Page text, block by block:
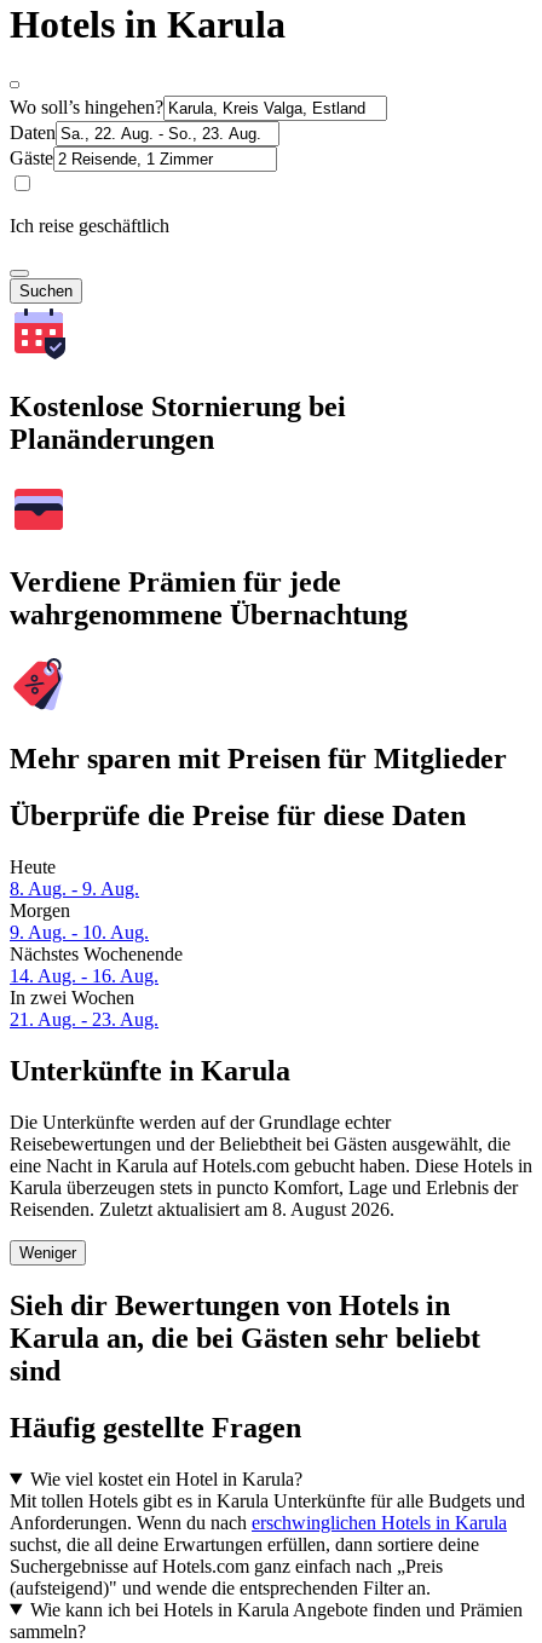
Hotels in Karula
Wo soll’s hingehen?
Daten
Gäste
Ich reise geschäftlich
Suchen
Kostenlose Stornierung bei
Planänderungen
Verdiene Prämien für jede
wahrgenommene Übernachtung
Mehr sparen mit Preisen für Mitglieder
Überprüfe die Preise für diese Daten
Heute
8. Aug. - 9. Aug.
Morgen
9. Aug. - 10. Aug.
Nächstes Wochenende
14. Aug. - 16. Aug.
In zwei Wochen
21. Aug. - 23. Aug.
Unterkünfte in Karula
Die Unterkünfte werden auf der Grundlage echter
Reisebewertungen und der Beliebtheit bei Gästen ausgewählt, die
eine Nacht in Karula auf Hotels.com gebucht haben. Diese Hotels in
Karula überzeugen stets in puncto Komfort, Lage und Erlebnis der
Reisenden. Zuletzt aktualisiert am 8. August 2026.
Weniger
Sieh dir Bewertungen von Hotels in
Karula an, die bei Gästen sehr beliebt
sind
Häufig gestellte Fragen
Wie viel kostet ein Hotel in Karula?
Mit tollen Hotels gibt es in Karula Unterkünfte für alle Budgets und
Anforderungen. Wenn du nach erschwinglichen Hotels in Karula
suchst, die all deine Erwartungen erfüllen, dann sortiere deine
Suchergebnisse auf Hotels.com ganz einfach nach „Preis
(aufsteigend)" und wende die entsprechenden Filter an.
Wie kann ich bei Hotels in Karula Angebote finden und Prämien
sammeln?